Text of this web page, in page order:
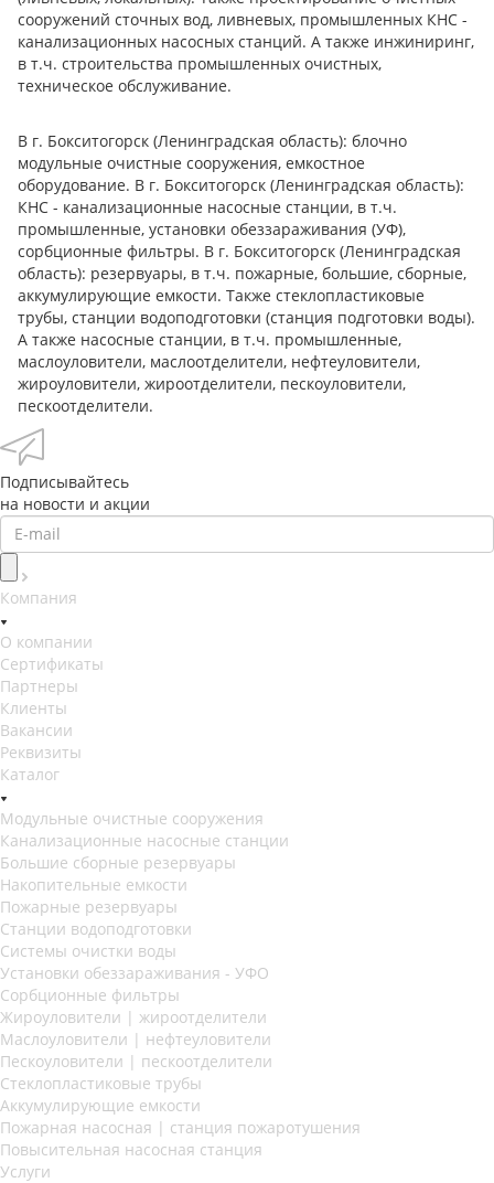
сооружений сточных вод, ливневых, промышленных КНС -
канализационных насосных станций. А также инжиниринг,
в т.ч. строительства промышленных очистных,
техническое обслуживание.
В г. Бокситогорск (Ленинградская область): блочно
модульные очистные сооружения, емкостное
оборудование. В г. Бокситогорск (Ленинградская область):
КНС - канализационные насосные станции, в т.ч.
промышленные, установки обеззараживания (УФ),
сорбционные фильтры. В г. Бокситогорск (Ленинградская
область): резервуары, в т.ч. пожарные, большие, сборные,
аккумулирующие емкости. Также стеклопластиковые
трубы, станции водоподготовки (станция подготовки воды).
А также насосные станции, в т.ч. промышленные,
маслоуловители, маслоотделители, нефтеуловители,
жироуловители, жироотделители, пескоуловители,
пескоотделители.
Подписывайтесь
на новости и акции
Компания
О компании
Сертификаты
Партнеры
Клиенты
Вакансии
Реквизиты
Каталог
Модульные очистные сооружения
Канализационные насосные станции
Большие сборные резервуары
Накопительные емкости
Пожарные резервуары
Станции водоподготовки
Системы очистки воды
Установки обеззараживания - УФО
Сорбционные фильтры
Жироуловители | жироотделители
Маслоуловители | нефтеуловители
Пескоуловители | пескоотделители
Стеклопластиковые трубы
Аккумулирующие емкости
Пожарная насосная | станция пожаротушения
Повысительная насосная станция
Услуги